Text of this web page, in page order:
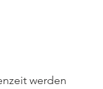
werden